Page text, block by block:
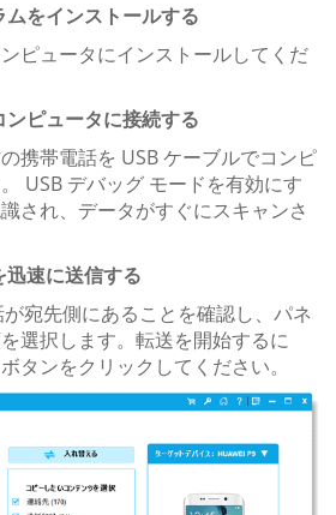
をインストールする
ピュータにインストールしてくだ
ピュータに接続する
携帯電話を USB ケーブルでコンピ
USB デバッグ モードを有効にす
され、データがすぐにスキャンさ
迅速に送信する
宛先側にあることを確認し、パネ
選択します。転送を開始するに
ボタンをクリックしてください。